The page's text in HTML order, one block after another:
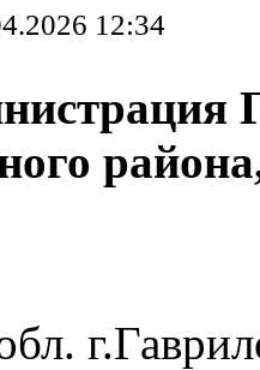
12:34
обл.